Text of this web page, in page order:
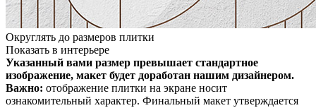
Округлять до размеров плитки
Показать в интерьере
Указанный вами размер превышает стандартное
изображение, макет будет доработан нашим дизайнером.
Важно: отображение плитки на экране носит
ознакомительный характер. Финальный макет утверждается